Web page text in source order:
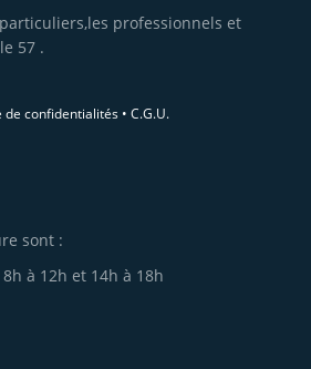
professionnels et
57 .
de confidentialités • C.G.U.
sont :
à 12h et 14h à 18h